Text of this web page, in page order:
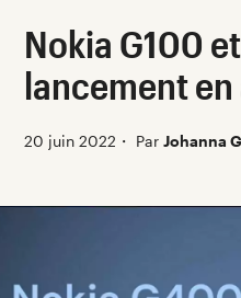
Nokia G100
lancement
20 juin 2022 ・ Par Johanna